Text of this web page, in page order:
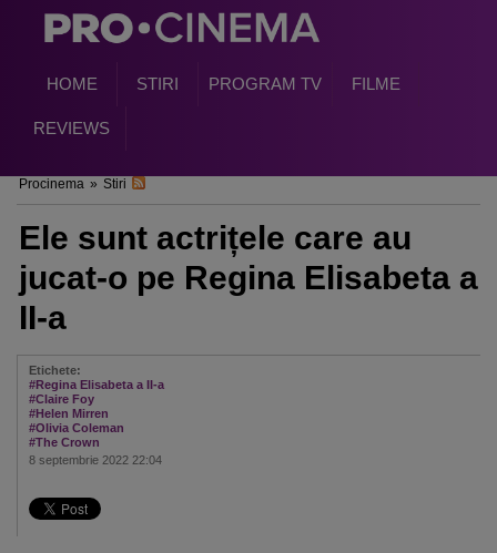
HOME STIRI PROGRAM TV FILME
REVIEWS
Procinema » Stiri
Ele sunt actrițele care au
jucat-o pe Regina Elisabeta a
II-a
Etichete:
#Regina Elisabeta a II-a
#Claire Foy
#Helen Mirren
#Olivia Coleman
#The Crown
8 septembrie 2022 22:04